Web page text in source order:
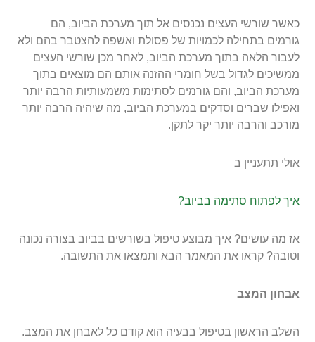
כאשר שורשי העצים נכנסים אל תוך מערכת הביוב, הם
גורמים בתחילה לכמויות של פסולת ואשפה להצטבר בהם ולא
לעבור הלאה בתוך מערכת הביוב, לאחר מכן שורשי העצים
ממשיכים לגדול בשל חומרי ההזנה אותם הם מוצאים בתוך
מערכת הביוב, והם גורמים לסתימות משמעותיות הרבה יותר
ואפילו שברים וסדקים במערכת הביוב, מה שיהיה הרבה יותר
מורכב והרבה יותר יקר לתקן.
אולי תתעניין ב
איך לפתוח סתימה בביוב?
אז מה עושים? איך מבוצע טיפול בשורשים בביוב בצורה נכונה
וטובה? קראו את המאמר הבא ותמצאו את התשובה.
אבחון המצב
השלב הראשון בטיפול בבעיה הוא קודם כל לאבחן את המצב.